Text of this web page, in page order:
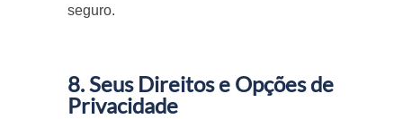
seguro.
8. Seus Direitos e Opções de
Privacidade